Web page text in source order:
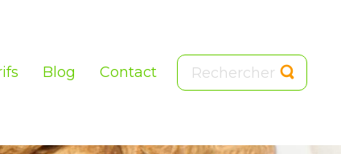
Blog Contact